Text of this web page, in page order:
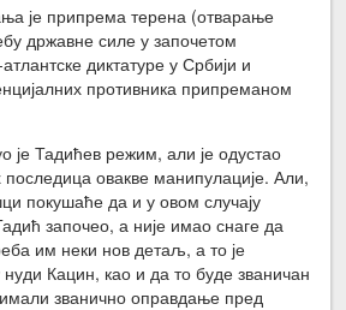
је припрема терена (отварање
државне силе у започетом
диктатуре у Србији и
противника припреманом
је Тадићев режим, али је одустао
овакве манипулације. Али,
покушаће да и у овом случају
започео, а није имао снаге да
им неки нов детаљ, а то је
нуди Кацин, као и да то буде званичан
званично оправдање пред